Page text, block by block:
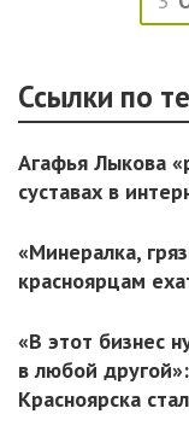
Ссылки по
Агафья Лыкова
суставах в
«Минералка,
красноярцам
«В этот бизнес
в любой
Красноярска